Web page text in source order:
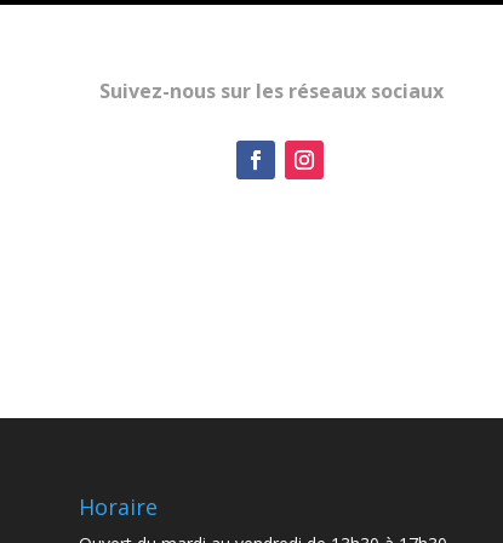
Suivez-nous sur les réseaux sociaux
Horaire